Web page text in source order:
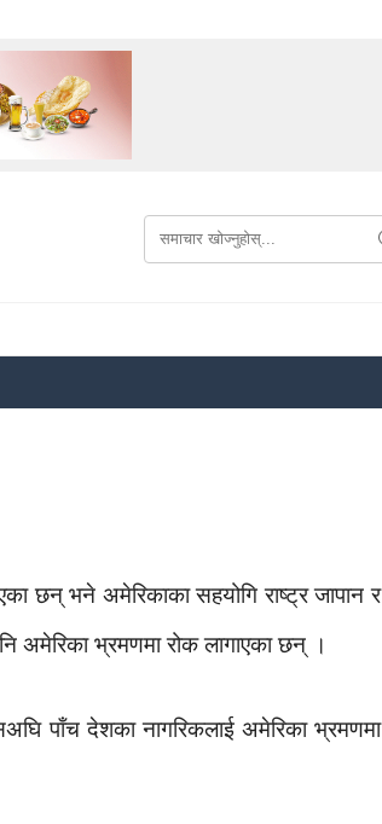
छन् भने अमेरिकाका सहयोगि राष्ट्र जापान र
अमेरिका भ्रमणमा रोक लागाएका छन् ।
पाँच देशका नागरिकलाई अमेरिका भ्रमणमा